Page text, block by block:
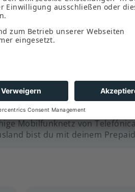
mehr, als du zuvor auf dein
oder dieFONIC App ab.
flexibel. Bei Bedarf
Mobilfunknetz von
bist du mit deinem